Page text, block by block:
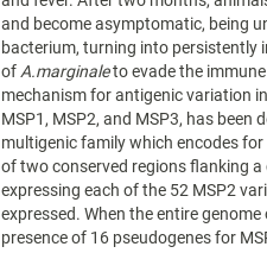
and become asymptomatic, being
bacterium, turning into persistently
of A.marginaleto evade the
mechanism for antigenic variation
MSP1, MSP2, and MSP3, has
multigenic family which encodes
of two conserved regions flanking
expressing each of the 52 MSP2
expressed. When the entire
presence of 16 pseudogenes for